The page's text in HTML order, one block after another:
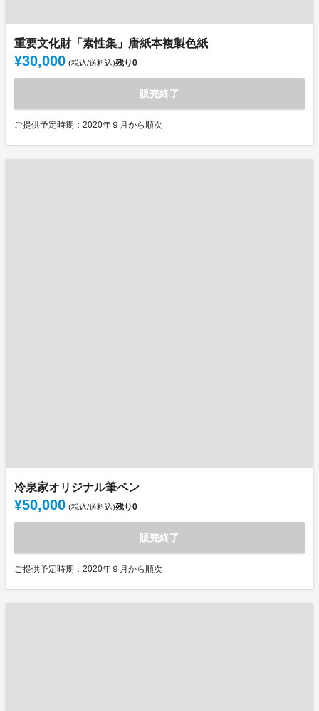
重要文化財「素性集」唐紙本複製色紙
¥30,000 (税込/送料込)残り0
販売終了
ご提供予定時期：2020年９月から順次
冷泉家オリジナル筆ペン
¥50,000 (税込/送料込)残り0
販売終了
ご提供予定時期：2020年９月から順次